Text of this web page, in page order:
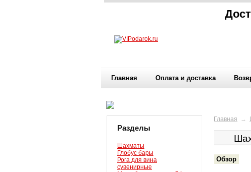
Главная Оплата и доставка
Разделы
Шахматы
Глобус бары
Рога для вина
сувенирные
Главная →
Обзор